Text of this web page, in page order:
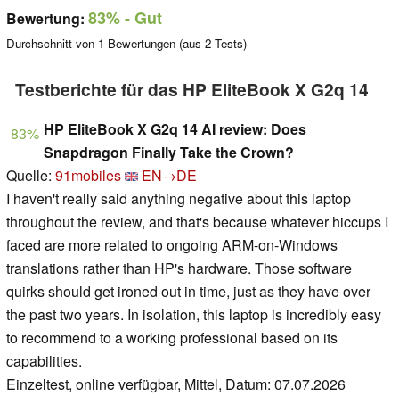
Bewertung: 83%- Gut
Durchschnitt von 1 Bewertungen (aus 2 Tests)
Testberichte für das HP EliteBook X G2q 14
83% HP EliteBook X G2q 14 AI review: Does
Snapdragon Finally Take the Crown?
Quelle: 91mobiles
EN→DE
I haven't really said anything negative about this laptop
throughout the review, and that's because whatever hiccups I
faced are more related to ongoing ARM-on-Windows
translations rather than HP's hardware. Those software
quirks should get ironed out in time, just as they have over
the past two years. In isolation, this laptop is incredibly easy
to recommend to a working professional based on its
capabilities.
Einzeltest, online verfügbar, Mittel, Datum: 07.07.2026